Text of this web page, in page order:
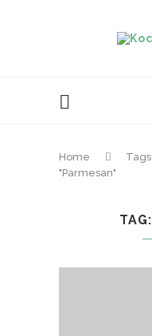
Home Tags
"Parmesan"
TAG